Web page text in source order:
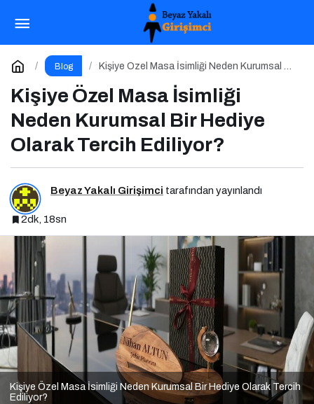
Blog
Kişiye Özel Masa İsimliği Neden Kurumsal Bir
Kişiye Özel Masa İsimliği
Neden Kurumsal Bir Hediye
Olarak Tercih Ediliyor?
Beyaz Yakalı Girişimci tarafından yayınlandı
2dk, 18sn
Kişiye Özel Masa İsimliği Neden Kurumsal Bir Hediye Olarak Tercih
Ediliyor?
Postprandiyal Oksidatif Stres
Yorum Yap